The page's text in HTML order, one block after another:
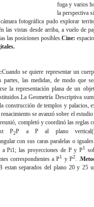
fuga y varios
la perspectiva
fotográfica pudo explorar
las vistas desde arriba, a vuelo de
las posiciones posibles.Cine:
Cuando se quiere representar un
las medidas, de modo que
la representación plana de un
Geometría Descriptiva
construcción de templos y
se avanzó sobre el
completó y coordinó las reglas
P2P a P al plano
con sus caras paralelas o
Pi1; las proyecciones de P y P1
correspondientes a P1 y P2. .
estan separados del plano 20 y